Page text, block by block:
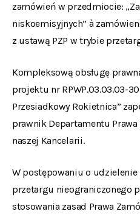
zamówień w przedmiocie:
niskoemisyjnych” à
z ustawą PZP w trybie
Kompleksową obsługę
projektu nr RPWP.03.03.03-
Przesiadkowy Rokietnica”
prawnik Departamentu
naszej Kancelarii.
W postępowaniu o
przetargu nieograniczonego
stosowania zasad Prawa